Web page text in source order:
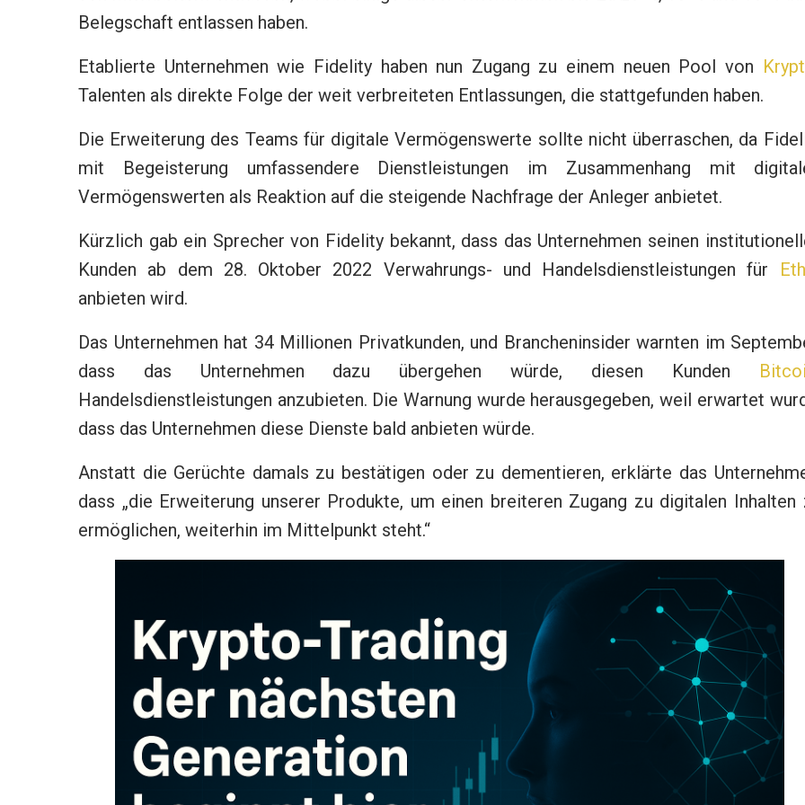
Belegschaft entlassen haben.
Etablierte Unternehmen wie Fidelity haben nun Zugang zu einem neuen Pool von
Talenten als direkte Folge der weit verbreiteten Entlassungen, die stattgefunden haben.
Die Erweiterung des Teams für digitale Vermögenswerte sollte nicht überraschen, da
mit Begeisterung umfassendere Dienstleistungen im Zusammenhang mit
Vermögenswerten als Reaktion auf die steigende Nachfrage der Anleger anbietet.
Kürzlich gab ein Sprecher von Fidelity bekannt, dass das Unternehmen seinen
Kunden ab dem 28. Oktober 2022 Verwahrungs- und Handelsdienstleistungen für
anbieten wird.
Das Unternehmen hat 34 Millionen Privatkunden, und Brancheninsider warnten im
dass das Unternehmen dazu übergehen würde, diesen Kunden
Handelsdienstleistungen anzubieten. Die Warnung wurde herausgegeben, weil erwartet
dass das Unternehmen diese Dienste bald anbieten würde.
Anstatt die Gerüchte damals zu bestätigen oder zu dementieren, erklärte das
dass „die Erweiterung unserer Produkte, um einen breiteren Zugang zu digitalen Inhalten
ermöglichen, weiterhin im Mittelpunkt steht.“